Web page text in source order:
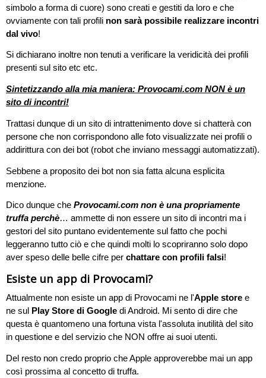
simbolo a forma di cuore) sono creati e gestiti da loro e che
ovviamente con tali profili non sarà possibile realizzare incontri
dal vivo!
Si dichiarano inoltre non tenuti a verificare la veridicità dei profili
presenti sul sito etc etc.
Sintetizzando alla mia maniera: Provocami.com NON è un
sito di incontri!
Trattasi dunque di un sito di intrattenimento dove si chatterà con
persone che non corrispondono alle foto visualizzate nei profili o
addirittura con dei bot (robot che inviano messaggi automatizzati).
Sebbene a proposito dei bot non sia fatta alcuna esplicita
menzione.
Dico dunque che Provocami.com non è una propriamente
truffa perchè… ammette di non essere un sito di incontri ma i
gestori del sito puntano evidentemente sul fatto che pochi
leggeranno tutto ciò e che quindi molti lo scopriranno solo dopo
aver speso delle belle cifre per chattare con profili falsi!
Esiste un app di Provocami?
Attualmente non esiste un app di Provocami ne l'Apple store e
ne sul Play Store di Google di Android. Mi sento di dire che
questa è quantomeno una fortuna vista l'assoluta inutilità del sito
in questione e del servizio che NON offre ai suoi utenti.
Del resto non credo proprio che Apple approverebbe mai un app
così prossima al concetto di truffa.